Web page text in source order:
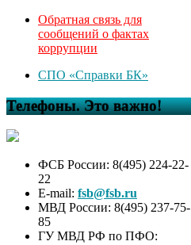
Обратная связь для
сообщений о фактах
коррупции
СПО «Справки БК»
Телефоны. Это важно!
ФСБ России: 8(495) 224-22-
22
E-mail: fsb@fsb.ru
МВД России: 8(495) 237-75-
85
ГУ МВД РФ по ПФО: